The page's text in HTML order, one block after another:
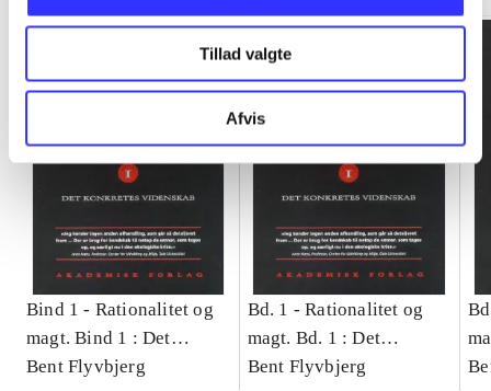
Tillad valgte
Afvis
Bind 1 - Rationalitet og
magt. Bind 1 : Det
konkretes videnskab
Bent Flyvbjerg
Bd. 1 -Rationalitet og
magt. Bd. 1 : Det
konkretes videnskab
Bent Flyvbjerg